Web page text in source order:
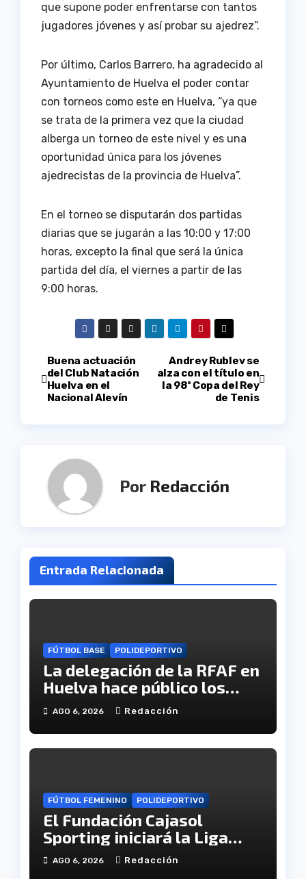
que supone poder enfrentarse con tantos
jugadores jóvenes y así probar su ajedrez”.
Por último, Carlos Barrero, ha agradecido al
Ayuntamiento de Huelva el poder contar
con torneos como este en Huelva, “ya que
se trata de la primera vez que la ciudad
alberga un torneo de este nivel y es una
oportunidad única para los jóvenes
ajedrecistas de la provincia de Huelva”.
En el torneo se disputarán dos partidas
diarias que se jugarán a las 10:00 y 17:00
horas, excepto la final que será la única
partida del día, el viernes a partir de las
9:00 horas.
Navegación
de
Andrey Rublev se
alza con el título en
la 98º Copa del Rey
de Tenis
Buena actuación
del Club Natación
Huelva en el
Nacional Alevín
Por Redacción
Entrada Relacionada
FÚTBOL BASE POLIDEPORTIVO
La delegación de la RFAF en
Huelva hace público los
calendarios de la categoría
juvenil
AGO 6, 2026 Redacción
FÚTBOL FEMENINO POLIDEPORTIVO
El Fundación Cajasol
Sporting iniciará la Liga
recibiendo al Cacereño
AGO 6, 2026 Redacción